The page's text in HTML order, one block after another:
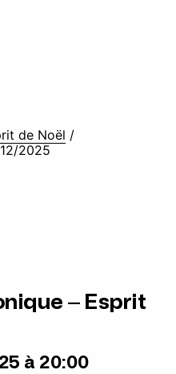
de Noël /
2025
– Esprit
à 20:00